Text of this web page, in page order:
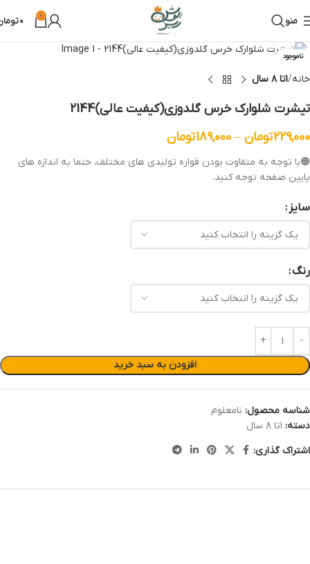
منو 0
0
ناموجود
خانه ۱تا ۸ سال
تیشرت شلوارک خرس گلدوزی(کیفیت عالی)2144
229,000تومان –
189,000تومان
🟠با توجه به متفاوت بودن قواره تولیدی های مختلف، حتما به اندازه های
پایین صفحه توجه کنید.
سایز
رنگ
افزودن به سبد خرید
شناسه محصول: نامعلوم
دسته: ۱تا ۸ سال
اشتراک گذاری: